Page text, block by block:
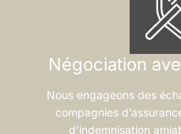
Négociation
Nous engageons des
compagnies
d’indemnisation